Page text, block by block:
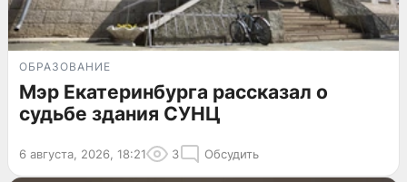
ОБРАЗОВАНИЕ
Мэр Екатеринбурга рассказал о
судьбе здания СУНЦ
6 августа, 2026, 18:21 3 Обсудить